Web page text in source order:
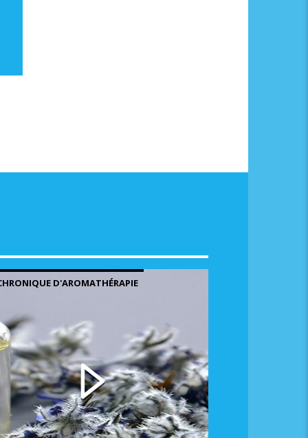
D'AROMATHÉRAPIE